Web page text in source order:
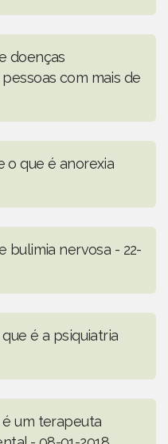
doenças
com mais de
o que é anorexia
bulimia nervosa - 22-
é a psiquiatria
é um terapeuta